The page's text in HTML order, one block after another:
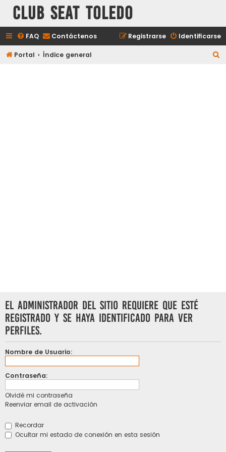
Club Seat Toledo
FAQ Contáctenos Identificarse
Registrarse
Portal Índice general
El administrador del sitio requiere que esté
registrado y se haya identificado para ver
perfiles.
Nombre de Usuario:
Contraseña:
Olvidé mi contraseña
Reenviar email de activación
Recordar
Ocultar mi estado de conexión en esta sesión